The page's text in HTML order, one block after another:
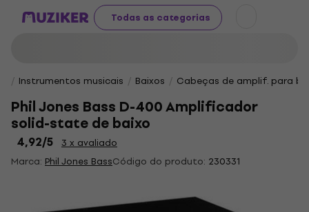
Todas as categorias
Instrumentos musicais Baixos Cabeças de amplif. para
Phil Jones Bass D-400 Amplificador
solid-state de baixo
4,92/5
3 x avaliado
Marca: Phil Jones BassCódigo do produto: 230331